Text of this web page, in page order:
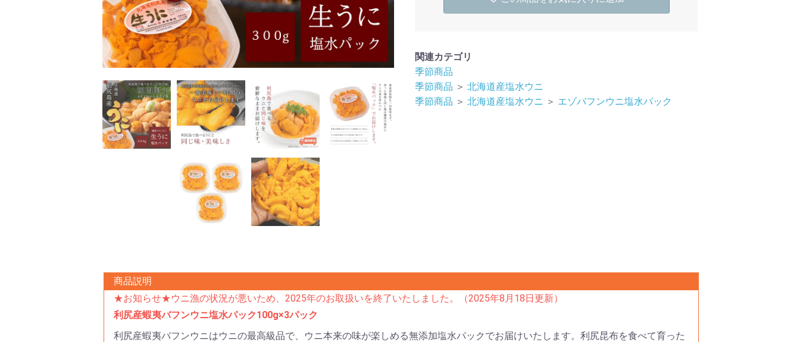
関連カテゴリ
季節商品
季節商品 ＞ 北海道産塩水ウニ
季節商品 ＞ 北海道産塩水ウニ ＞ エゾバフンウニ塩水パック
商品説明
★お知らせ★ウニ漁の状況が悪いため、2025年のお取扱いを終了いたしました。（2025年8月18日更新）
利尻産蝦夷バフンウニ塩水パック100g×3パック
利尻産蝦夷バフンウニはウニの最高級品で、ウニ本来の味が楽しめる無添加塩水パックでお届けいたします。利尻昆布を食べて育った